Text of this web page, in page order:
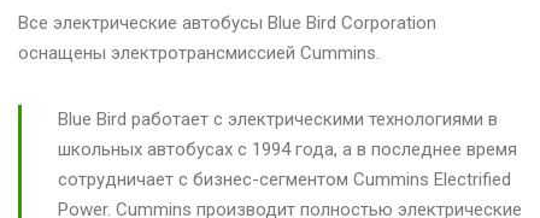
Все электрические автобусы Blue Bird Corporation
оснащены электротрансмиссией Cummins.
Blue Bird работает с электрическими технологиями в
школьных автобусах с 1994 года, а в последнее время
сотрудничает с бизнес-сегментом Cummins Electrified
Power. Cummins производит полностью электрические